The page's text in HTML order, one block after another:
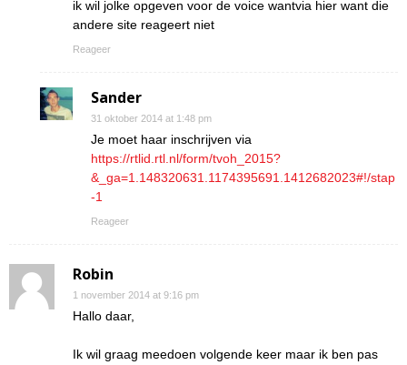
ik wil jolke opgeven voor de voice wantvia hier want die
andere site reageert niet
Reageer
Sander
31 oktober 2014 at 1:48 pm
Je moet haar inschrijven via
https://rtlid.rtl.nl/form/tvoh_2015?
&_ga=1.148320631.1174395691.1412682023#!/stap
-1
Reageer
Robin
1 november 2014 at 9:16 pm
Hallo daar,
Ik wil graag meedoen volgende keer maar ik ben pas